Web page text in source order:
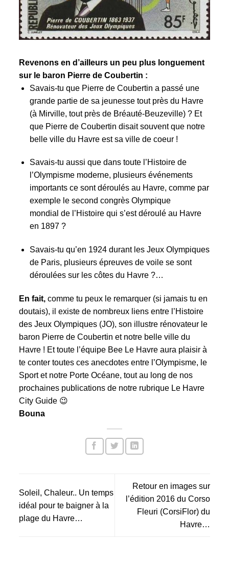
Revenons en d’ailleurs un peu plus longuement
sur le baron Pierre de Coubertin :
Savais-tu que Pierre de Coubertin a passé une
grande partie de sa jeunesse tout près du Havre
(à Mirville, tout près de Bréauté-Beuzeville) ? Et
que Pierre de Coubertin disait souvent que notre
belle ville du Havre est sa ville de coeur !
Savais-tu aussi que dans toute l’Histoire de
l’Olympisme moderne, plusieurs événements
importants ce sont déroulés au Havre, comme par
exemple lesecond congrès Olympique
mondial de l’Histoire qui s’est déroulé au Havre
en 1897 ?
Savais-tu qu’en 1924 durant les Jeux Olympiques
de Paris, plusieurs épreuves de voile se sont
déroulées sur les côtes du Havre ?…
En fait,comme tu peux le remarquer (si jamais tu en
doutais), il existe de nombreux liens entre l’Histoire
des Jeux Olympiques (JO), son illustre rénovateur le
baron Pierre de Coubertin et notre belle ville du
Havre ! Et toute l’équipe Bee Le Havre aura plaisir à
te conter toutes ces anecdotes entre l’Olympisme, le
Sport et notre Porte Océane, tout au long de nos
prochaines publications de notre rubrique Le Havre
City Guide 😉
Bouna
Soleil, Chaleur.. Un temps
idéal pour te baigner à la
plage du Havre…
Retour en images sur
l’édition 2016 du Corso
Fleuri (CorsiFlor) du
Havre…